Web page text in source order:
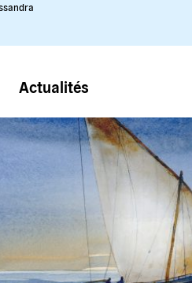
Actualités